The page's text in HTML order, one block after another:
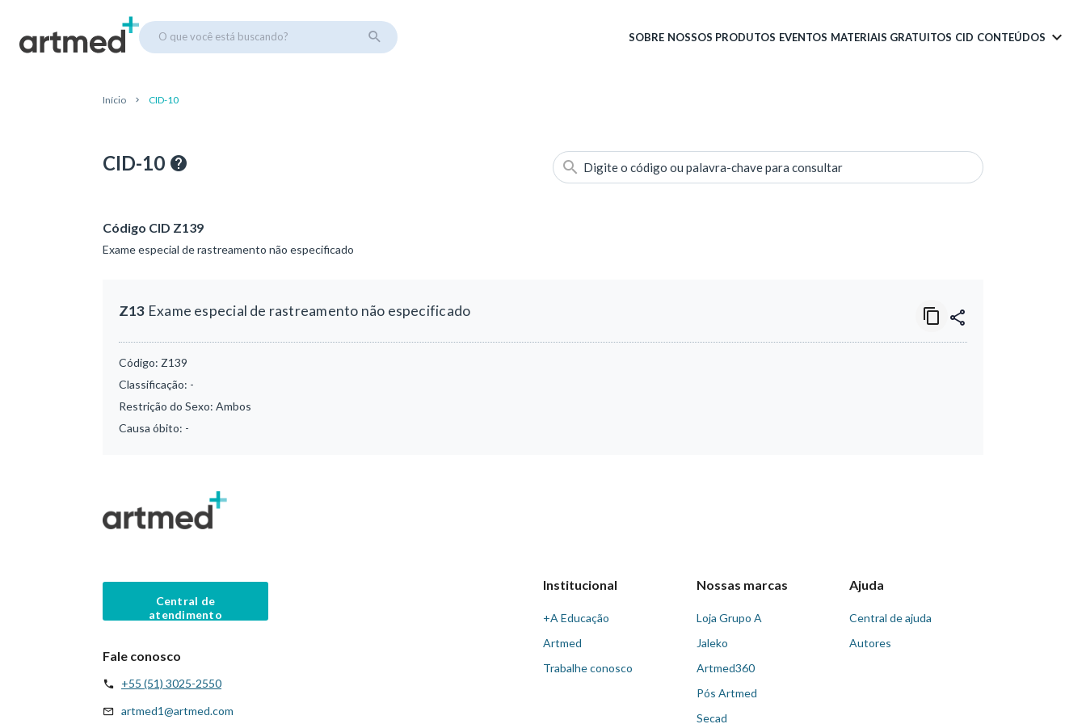
O que você está buscando? SOBRE NOSSOS PRODUTOS EVENTOS MATERIAIS GRATUITOS CID CONTEÚDOS
Início CID-10
CID-10 Digite o código ou palavra-chave para consultar
Código CID Z139
Exame especial de rastreamento não especificado
Z13 Exame especial de rastreamento não especificado
Código: Z139
Classificação: -
Restrição do Sexo: Ambos
Causa óbito: -
Central de
atendimento
Fale conosco
+55 (51) 3025-2550
artmed1@artmed.com
Institucional
+A Educação
Artmed
Trabalhe conosco
Nossas marcas
Loja Grupo A
Jaleko
Artmed360
Pós Artmed
Secad
Ajuda
Central de ajuda
Autores